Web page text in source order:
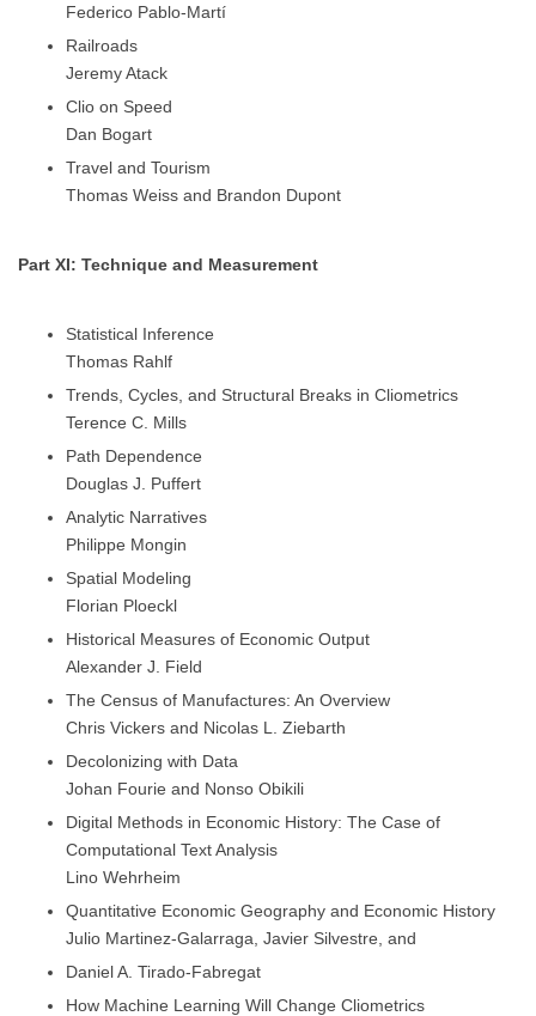
Federico Pablo-Martí
Railroads
Jeremy Atack
Clio on Speed
Dan Bogart
Travel and Tourism
Thomas Weiss and Brandon Dupont
Part XI: Technique and Measurement
Statistical Inference
Thomas Rahlf
Trends, Cycles, and Structural Breaks in Cliometrics
Terence C. Mills
Path Dependence
Douglas J. Puffert
Analytic Narratives
Philippe Mongin
Spatial Modeling
Florian Ploeckl
Historical Measures of Economic Output
Alexander J. Field
The Census of Manufactures: An Overview
Chris Vickers and Nicolas L. Ziebarth
Decolonizing with Data
Johan Fourie and Nonso Obikili
Digital Methods in Economic History: The Case of
Computational Text Analysis
Lino Wehrheim
Quantitative Economic Geography and Economic History
Julio Martinez-Galarraga, Javier Silvestre, and
Daniel A. Tirado-Fabregat
How Machine Learning Will Change Cliometrics